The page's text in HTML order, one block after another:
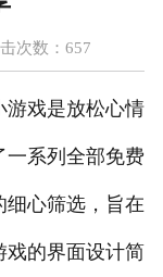
新闻资讯
游戏展示
在线留言
人才招聘
功能介绍
次数： 657
戏是放松心情
一系列全部免费
细心筛选，旨在
戏的界面设计简